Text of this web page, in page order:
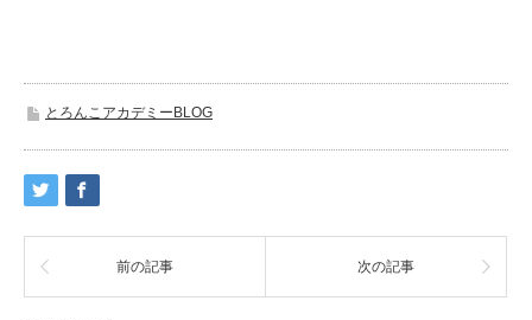
とろんこアカデミーBLOG
前の記事 次の記事